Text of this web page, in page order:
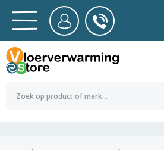
BTW
0,00